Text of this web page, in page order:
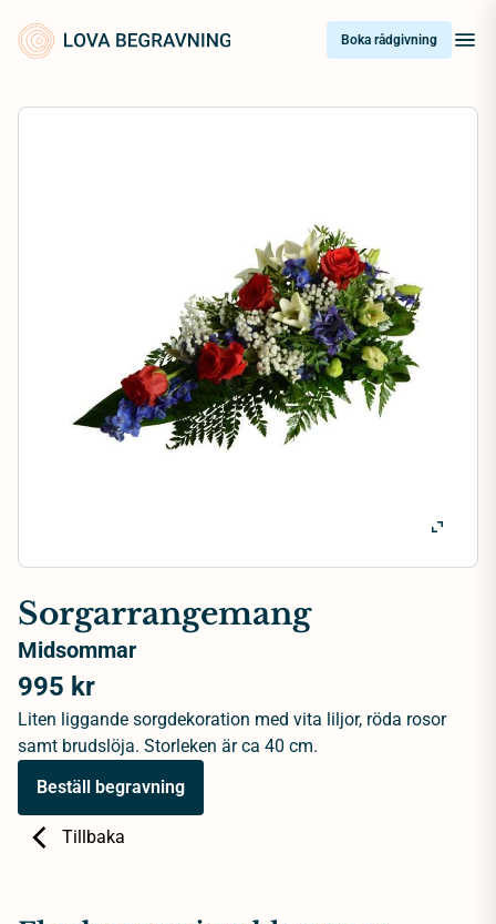
content
Boka rådgivning
Tillbaka
Sorgarrangemang
Midsommar
995 kr
Liten liggande sorgdekoration med vita liljor, röda rosor
samt brudslöja. Storleken är ca 40 cm.
Beställ begravning